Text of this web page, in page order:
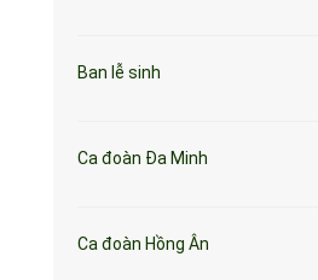
Ban lễ sinh
Ca đoàn Đa Minh
Ca đoàn Hồng Ân